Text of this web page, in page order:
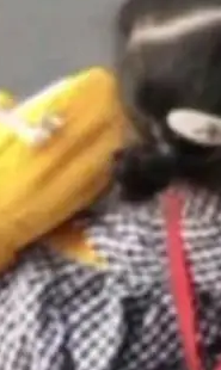
周
的名
媒大学
频、音
商品
任
际支出
该项目
运行长
常。这
时间
访里
，而
底或
。 Dela
国的
迭代，
"buil
个判
是
个模
工程师
答案几
序写程
智能
age
论点很
统的自
关的
软件 C